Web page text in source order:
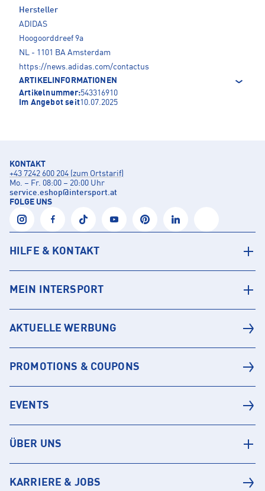
Hersteller
ADIDAS
Hoogoorddreef 9a
NL - 1101 BA Amsterdam
https://news.adidas.com/contactus
ARTIKELINFORMATIONEN
Artikelnummer:543316910
Im Angebot seit10.07.2025
KONTAKT
+43 7242 600 204 (zum Ortstarif)
Mo. – Fr. 08:00 – 20:00 Uhr
service.eshop@intersport.at
FOLGE UNS
HILFE & KONTAKT
MEIN INTERSPORT
AKTUELLE WERBUNG
PROMOTIONS & COUPONS
EVENTS
ÜBER UNS
KARRIERE & JOBS